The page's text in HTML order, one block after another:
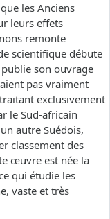
les Anciens
leurs effets
remonte
scientifique débute
son ouvrage
pas vraiment
exclusivement
le Sud-africain
autre Suédois,
classement des
œuvre est née la
qui étudie les
vaste et très